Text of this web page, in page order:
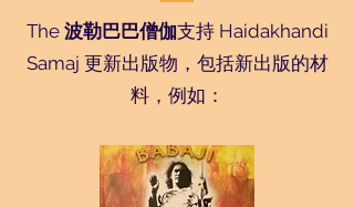
The 波勒巴巴僧伽支持 Haidakhandi
Samaj 更新出版物，包括新出版的材
料，例如：